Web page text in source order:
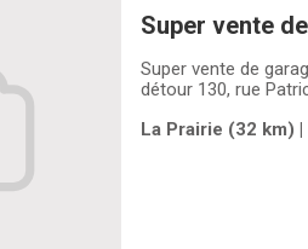
Super vente
Super vente de garage. Outils, bibelots, tasses de collection, plein d’autre chose intéressante.
détour 130, rue
La Prairie (32 km)